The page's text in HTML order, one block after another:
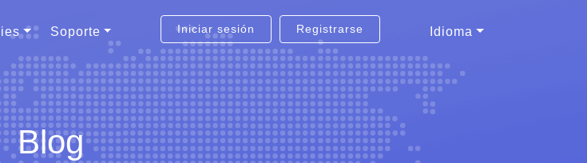
Soporte Iniciar sesión Registrarse Idioma
Blog